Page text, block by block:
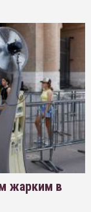
жарким в